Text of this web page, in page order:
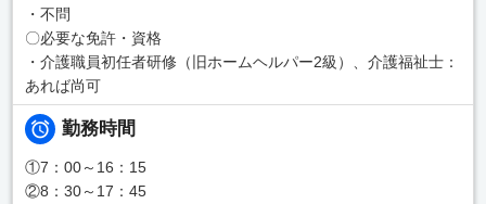
・不問
〇必要な免許・資格
・介護職員初任者研修（旧ホームヘルパー2級）、介護福祉士：
あれば尚可
勤務時間
①7：00～16：15
②8：30～17：45